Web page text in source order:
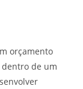
orçamento
de um